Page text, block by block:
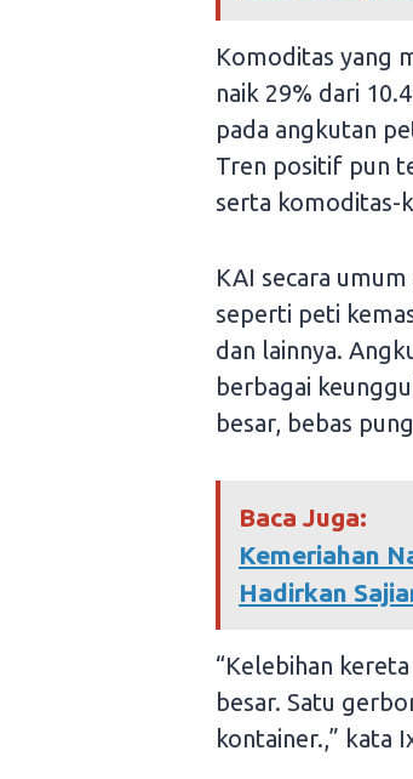
Komoditas yang
naik 29% dari
pada angkutan
Tren positif pun
serta komoditas-
KAI secara
seperti peti
dan lainnya.
berbagai
besar, bebas
Baca Juga:
Kemeriahan
Hadirkan
“Kelebihan
besar. Satu
kontainer.,” kata